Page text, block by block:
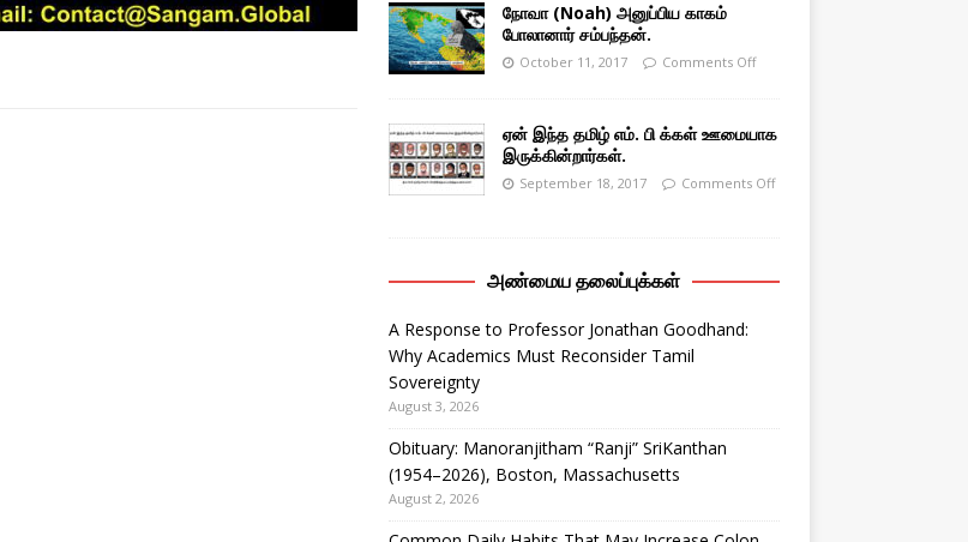
நோவா (Noah) அனுப்பிய காகம்
போலானார் சம்பந்தன்.
October 11, 2017 Comments Off
ஏன் இந்த தமிழ் எம். பி க்கள் ஊமையாக
இருக்கின்றார்கள்.
September 18, 2017 Comments Off
அண்மைய தலைப்புக்கள்
A Response to Professor Jonathan Goodhand:
Why Academics Must Reconsider Tamil
Sovereignty
August 3, 2026
Obituary: Manoranjitham “Ranji” SriKanthan
(1954–2026), Boston, Massachusetts
August 2, 2026